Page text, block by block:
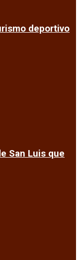
deportivo
San Luis que